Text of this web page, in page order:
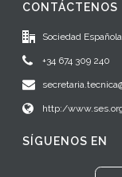
CONTÁCTENOS
Sociedad
+34 674 309 240
http:/
SÍGUENOS EN